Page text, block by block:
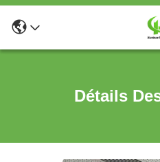
Détails